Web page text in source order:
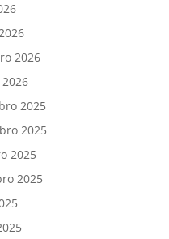
2026
2025
2025
2025
2025